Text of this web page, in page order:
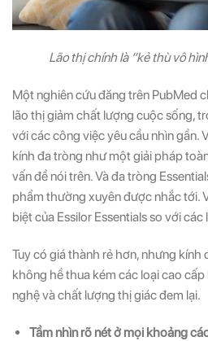
Lão thị chính là “kẻ thù vô
Một nghiên cứu đăng trên PubMed
lão thị giảm chất lượng cuộc sống,
với các công việc yêu cầu nhìn gần.
kính đa tròng như một giải pháp
vấn đề nói trên. Và đa tròng
phẩm thường xuyên được nhắc tới.
biệt của Essilor Essentials so với
Tuy có giá thành rẻ hơn, nhưng kính
không hề thua kém các loại cao
nghệ và chất lượng thị giác đem lại.
Tầm nhìn rõ nét ở mọi khoảng